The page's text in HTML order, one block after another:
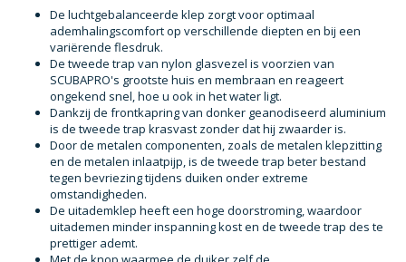
De luchtgebalanceerde klep zorgt voor optimaal
ademhalingscomfort op verschillende diepten en bij een
variërende flesdruk.
De tweede trap van nylon glasvezel is voorzien van
SCUBAPRO's grootste huis en membraan en reageert
ongekend snel, hoe u ook in het water ligt.
Dankzij de frontkapring van donker geanodiseerd aluminium
is de tweede trap krasvast zonder dat hij zwaarder is.
Door de metalen componenten, zoals de metalen klepzitting
en de metalen inlaatpijp, is de tweede trap beter bestand
tegen bevriezing tijdens duiken onder extreme
omstandigheden.
De uitademklep heeft een hoge doorstroming, waardoor
uitademen minder inspanning kost en de tweede trap des te
prettiger ademt.